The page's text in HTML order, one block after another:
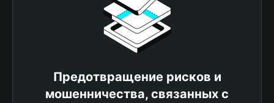
Предотвращение рисков и
мошенничества, связанных с